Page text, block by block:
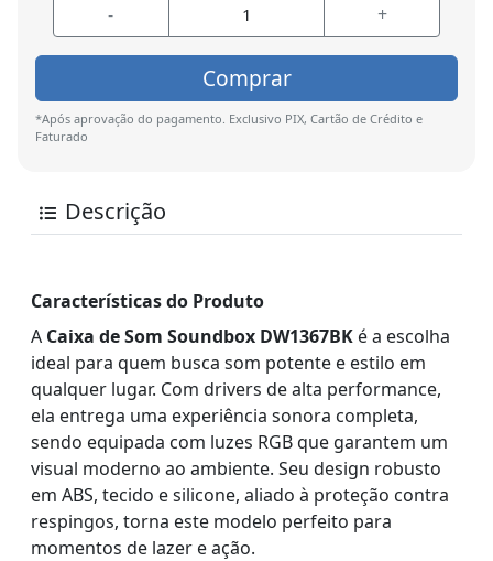
- +
Comprar
*Após aprovação do pagamento. Exclusivo PIX, Cartão de Crédito e
Faturado
Descrição
Características do Produto
A Caixa de Som Soundbox DW1367BK é a escolha
ideal para quem busca som potente e estilo em
qualquer lugar. Com drivers de alta performance,
ela entrega uma experiência sonora completa,
sendo equipada com luzes RGB que garantem um
visual moderno ao ambiente. Seu design robusto
em ABS, tecido e silicone, aliado à proteção contra
respingos, torna este modelo perfeito para
momentos de lazer e ação.